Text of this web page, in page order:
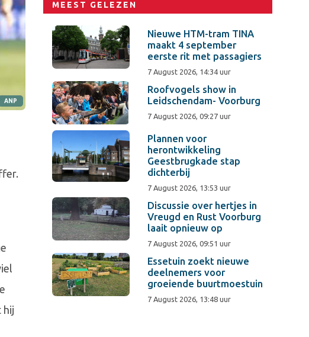
ANP
hij
MEEST GELEZEN
Nieuwe HTM-tram TINA
maakt 4 september
eerste rit met passagiers
7 August 2026, 14:34 uur
Roofvogels show in
Leidschendam- Voorburg
7 August 2026, 09:27 uur
Plannen voor
herontwikkeling
Geestbrugkade stap
dichterbij
7 August 2026, 13:53 uur
Discussie over hertjes in
Vreugd en Rust Voorburg
laait opnieuw op
7 August 2026, 09:51 uur
Essetuin zoekt nieuwe
deelnemers voor
groeiende buurtmoestuin
7 August 2026, 13:48 uur